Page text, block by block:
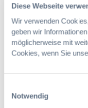
Diese Webseite
Wir verwenden
geben wir
möglicherweise mit
Cookies, wenn Sie
Notwendig